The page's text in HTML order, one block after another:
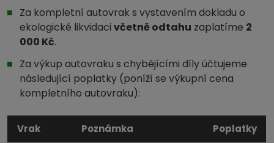
Za kompletní autovrak s vystavením dokladu o
ekologické likvidaci včetně odtahu zaplatíme 2
000 Kč.
Za výkup autovraku s chybějícími díly účtujeme
následující poplatky (poníží se výkupní cena
kompletního autovraku):
Vrak Poznámka Poplatky